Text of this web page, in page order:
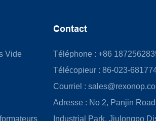
Vide
Contact
Téléphone : +86
Télécopieur : 86-023-
Courriel :
Adresse : No 2, Panjin
Industrial Park, Jiulongpo